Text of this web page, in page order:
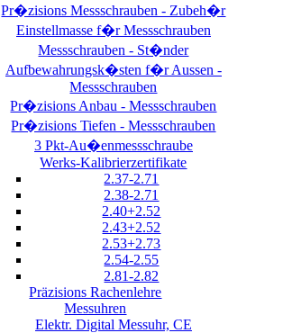
Pr�zisions Messschrauben - Zubeh�r
Einstellmasse f�r Messschrauben
Messschrauben - St�nder
Aufbewahrungsk�sten f�r Aussen -
Messschrauben
Pr�zisions Anbau - Messschrauben
Pr�zisions Tiefen - Messschrauben
3 Pkt-Au�enmessschraube
Werks-Kalibrierzertifikate
2.37-2.71
2.38-2.71
2.40+2.52
2.43+2.52
2.53+2.73
2.54-2.55
2.81-2.82
Präzisions Rachenlehre
Messuhren
Elektr. Digital Messuhr, CE